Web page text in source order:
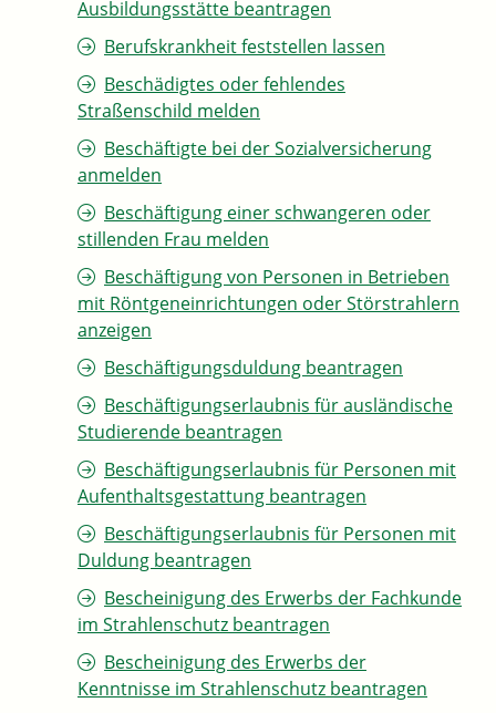
Ausbildungsstätte beantragen
Berufskrankheit feststellen lassen
Beschädigtes oder fehlendes
Straßenschild melden
Beschäftigte bei der Sozialversicherung
anmelden
Beschäftigung einer schwangeren oder
stillenden Frau melden
Beschäftigung von Personen in Betrieben
mit Röntgeneinrichtungen oder Störstrahlern
anzeigen
Beschäftigungsduldung beantragen
Beschäftigungserlaubnis für ausländische
Studierende beantragen
Beschäftigungserlaubnis für Personen mit
Aufenthaltsgestattung beantragen
Beschäftigungserlaubnis für Personen mit
Duldung beantragen
Bescheinigung des Erwerbs der Fachkunde
im Strahlenschutz beantragen
Bescheinigung des Erwerbs der
Kenntnisse im Strahlenschutz beantragen